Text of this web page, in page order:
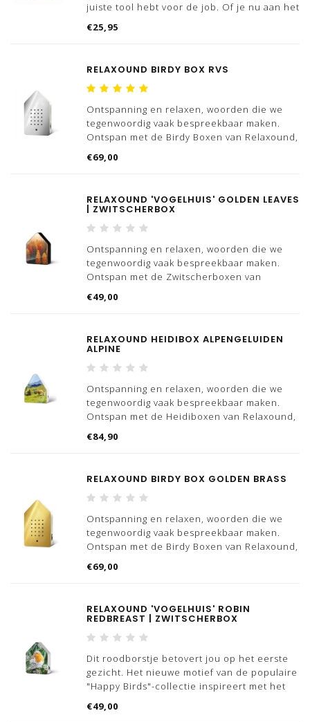
juiste tool hebt voor de job. Of je nu aan het
schooldag hebt, iedere vent heeft behoefte
Bewaar je 'manwiches' of ander lekker
€25,95
RELAXOUND BIRDY BOX RVS
Ontspanning en relaxen, woorden die we
tegenwoordig vaak bespreekbaar maken.
Ontspan met de Birdy Boxen van Relaxound,
beschikbaar.
plek een succes, of het nou op kantoor is,
€69,00
RELAXOUND 'VOGELHUIS' GOLDEN LEAVES
| ZWITSCHERBOX
Ontspanning en relaxen, woorden die we
tegenwoordig vaak bespreekbaar maken.
Ontspan met de Zwitscherboxen van
'vogelhuizen' beschikbaar.
Dat is nou exact wat dit
€49,00
RELAXOUND HEIDIBOX ALPENGELUIDEN
ALPINE
Ontspanning en relaxen, woorden die we
tegenwoordig vaak bespreekbaar maken.
Ontspan met de Heidiboxen van Relaxound,
hebben meerdere varianten Oceanboxen,
De Heid
€84,90
RELAXOUND BIRDY BOX GOLDEN BRASS
Ontspanning en relaxen, woorden die we
tegenwoordig vaak bespreekbaar maken.
Ontspan met de Birdy Boxen van Relaxound,
beschikbaar.
op iedere plek een succes, of het nou op
€69,00
RELAXOUND 'VOGELHUIS' ROBIN
REDBREAST | ZWITSCHERBOX
Dit roodborstje betovert jou op het eerste
gezicht. Het nieuwe motief van de populaire
"Happy Birds"-collectie inspireert met het
rijke groen van de natuur. Het is een van de
€49,00